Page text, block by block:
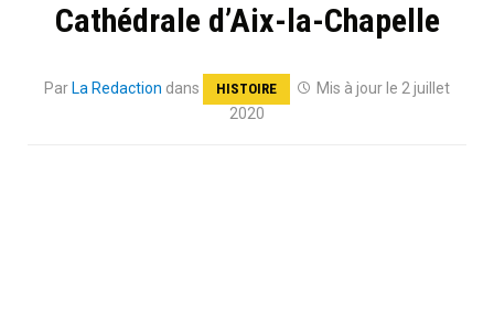
Cathédrale d’Aix-la-Chapelle
Par La Redaction dans HISTOIRE
Mis à jour le 2 juillet
2020